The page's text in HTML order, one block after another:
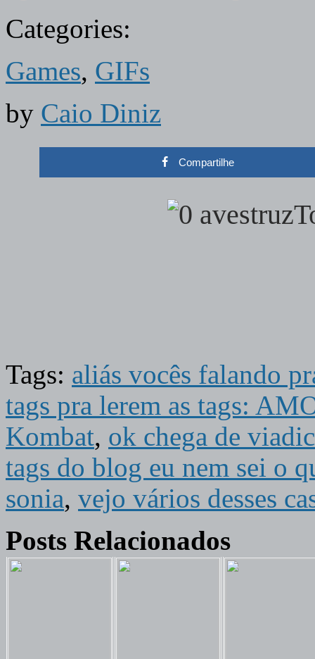
Categories:
Games, GIFs
by Caio Diniz
Compartilhe
Tags: aliás vocês falando
tags pra lerem as tags:
Kombat, ok chega de
tags do blog eu nem sei o
sonia, vejo vários desses
Posts Relacionados